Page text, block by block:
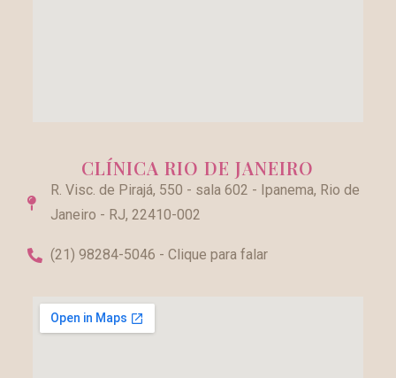
CLÍNICA RIO DE JANEIRO
R. Visc. de Pirajá, 550 - sala 602 - Ipanema, Rio de
Janeiro - RJ, 22410-002
(21) 98284-5046 - Clique para falar